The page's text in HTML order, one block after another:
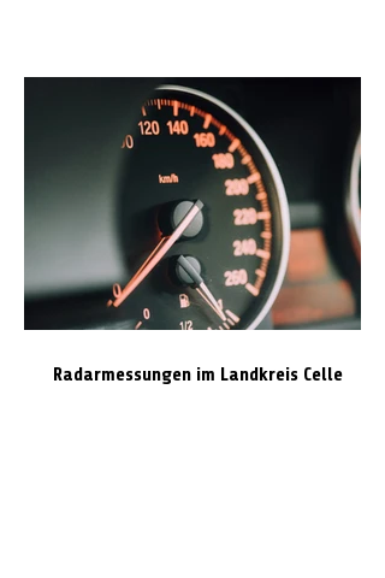
Radarmessungen im Landkreis Celle